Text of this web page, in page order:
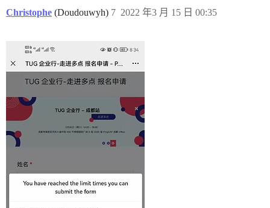
Christophe (Doudouwyh) 2022 年3 月 15 日 00:35
7